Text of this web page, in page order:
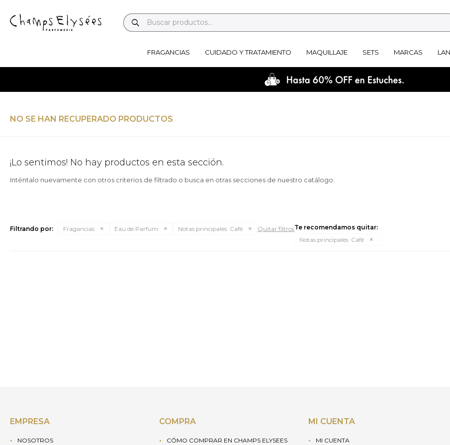
FRAGANCIAS CUIDADO Y TRATAMIENTO MAQUILLAJE SETS MARCAS
NO SE HAN RECUPERADO PRODUCTOS
¡Lo sentimos! No hay productos en esta sección.
Inténtalo nuevamente con otros criterios de filtrado o busca en otras secciones de nuestro catálogo.
Filtrando por: Fragancias Eau de Parfum Notas principales: Café Quitar filtrosTe recomendamos quitar:
Notas principales: Café
EMPRESA
NOSOTROS
COMPRA
CÓMO COMPRAR EN CHAMPS ELYSEES
MI CUENTA
MI CUENTA